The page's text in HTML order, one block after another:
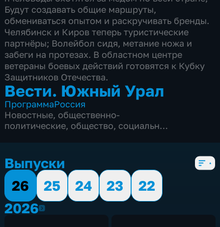
Будут создавать общие маршруты,
обмениваться опытом и раскручивать бренды.
Челябинск и Киров теперь туристические
партнёры; Волейбол сидя, метание ножа и
забеги на протезах. В областном центре
ветераны боевых действий готовятся к Кубку
Защитников Отечества.
Вести. Южный Урал
ПрограммаРоссия
Новостные, общественно-
политические, общество, социально-
Выпуски
26
25 24 23
22
20262026